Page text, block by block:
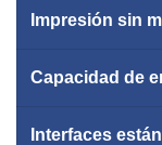
Impresión sin
Capacidad de
Interfaces